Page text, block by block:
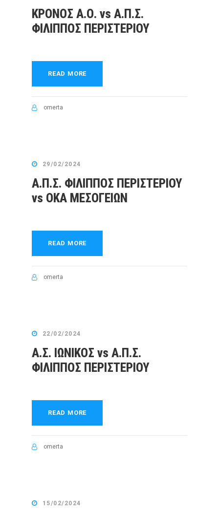
ΚΡΟΝΟΣ Α.Ο. vs Α.Π.Σ.
ΦΙΛΙΠΠΟΣ ΠΕΡΙΣΤΕΡΙΟΥ
READ MORE
omerta
29/02/2024
Α.Π.Σ. ΦΙΛΙΠΠΟΣ ΠΕΡΙΣΤΕΡΙΟΥ
vs ΟΚΑ ΜΕΣΟΓΕΙΩΝ
READ MORE
omerta
22/02/2024
Α.Σ. ΙΩΝΙΚΟΣ vs Α.Π.Σ.
ΦΙΛΙΠΠΟΣ ΠΕΡΙΣΤΕΡΙΟΥ
READ MORE
omerta
15/02/2024